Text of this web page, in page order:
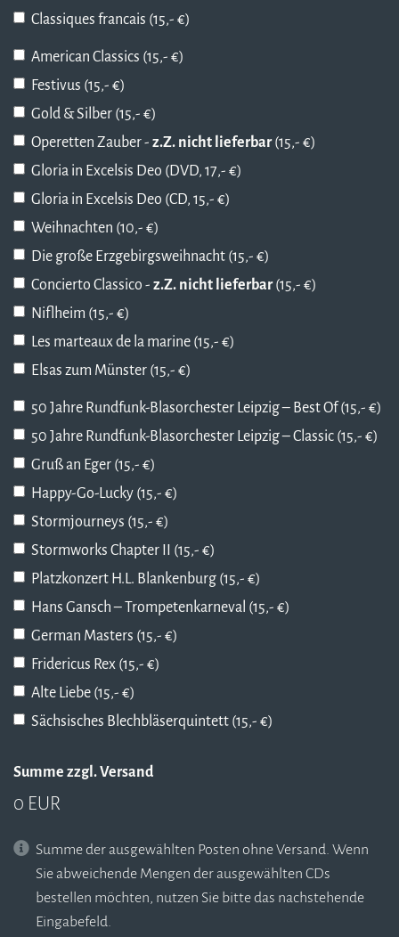
Classiques francais (15,- €)
American Classics (15,- €)
Festivus (15,- €)
Gold & Silber (15,- €)
Operetten Zauber - z.Z. nicht lieferbar(15,- €)
Gloria in Excelsis Deo (DVD, 17,- €)
Gloria in Excelsis Deo (CD, 15,- €)
Weihnachten (10,- €)
Die große Erzgebirgsweihnacht (15,- €)
Concierto Classico - z.Z. nicht lieferbar(15,- €)
Niflheim (15,- €)
Les marteaux de la marine (15,- €)
Elsas zum Münster (15,- €)
50 Jahre Rundfunk-Blasorchester Leipzig – Best Of (15,- €)
50 Jahre Rundfunk-Blasorchester Leipzig – Classic (15,- €)
Gruß an Eger (15,- €)
Happy-Go-Lucky (15,- €)
Stormjourneys (15,- €)
Stormworks Chapter II (15,- €)
Platzkonzert H.L. Blankenburg (15,- €)
Hans Gansch – Trompetenkarneval (15,- €)
German Masters (15,- €)
Fridericus Rex (15,- €)
Alte Liebe (15,- €)
Sächsisches Blechbläserquintett (15,- €)
Summe zzgl. Versand
0 EUR
Summe der ausgewählten Posten ohne Versand. Wenn
Sie abweichende Mengen der ausgewählten CDs
bestellen möchten, nutzen Sie bitte das nachstehende
Eingabefeld.